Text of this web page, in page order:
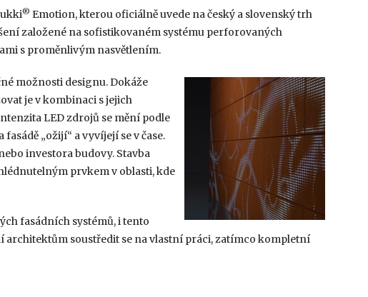
® Emotion, kterou oficiálně uvede na český a slovenský trh
založené na sofistikovaném systému perforovaných
s proměnlivým nasvětlením.
možnosti designu. Dokáže
je v kombinaci s jejich
LED zdrojů se mění podle
„ožijí“ a vyvíjejí se v čase.
investora budovy. Stavba
prvkem v oblasti, kde
fasádních systémů, i tento
architektům soustředit se na vlastní práci, zatímco kompletní